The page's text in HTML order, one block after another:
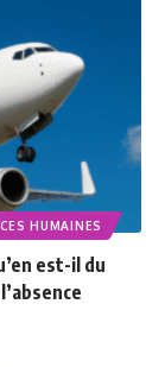
HUMAINES
est-il du